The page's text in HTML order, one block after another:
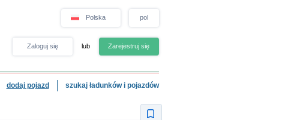
Polska pol
Zaloguj się lub Zarejestruj się
dodaj pojazd szukaj ładunków i pojazdów